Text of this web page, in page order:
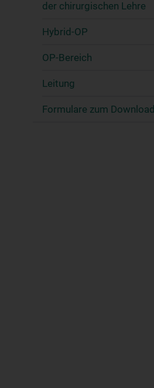
der chirurgischen Lehre
Hybrid-OP
OP-Bereich
Leitung
Formulare zum Download